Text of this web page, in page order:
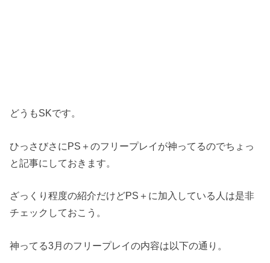
どうもSKです。
ひっさびさにPS＋のフリープレイが神ってるのでちょっ
と記事にしておきます。
ざっくり程度の紹介だけどPS＋に加入している人は是非
チェックしておこう。
神ってる3月のフリープレイの内容は以下の通り。